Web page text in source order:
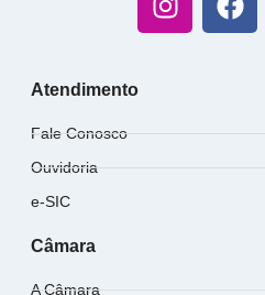
Atendimento
Fale Conosco
Ouvidoria
e-SIC
Câmara
A Câmara